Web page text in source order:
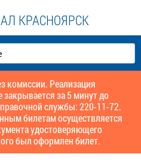
КРАСНОЯРСК
комиссии. Реализация
закрывается за 5 минут до
службы: 220-11-72.
билетам осуществляется
удостоверяющего
был оформлен билет.